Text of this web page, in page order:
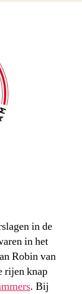
in de
in het
Robin van
rijen knap
. Bij